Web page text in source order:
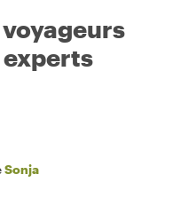
experts
Sonja